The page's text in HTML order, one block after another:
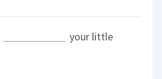
your little